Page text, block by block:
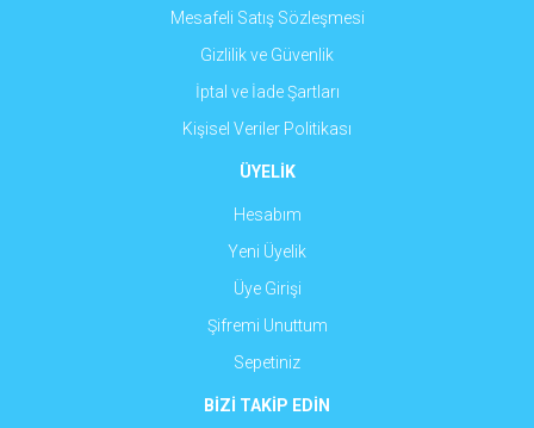
Mesafeli Satış Sözleşmesi
Gizlilik ve Güvenlik
İptal ve İade Şartları
Kişisel Veriler Politikası
ÜYELİK
Hesabım
Yeni Üyelik
Üye Girişi
Şifremi Unuttum
Sepetiniz
BİZİ TAKİP EDİN